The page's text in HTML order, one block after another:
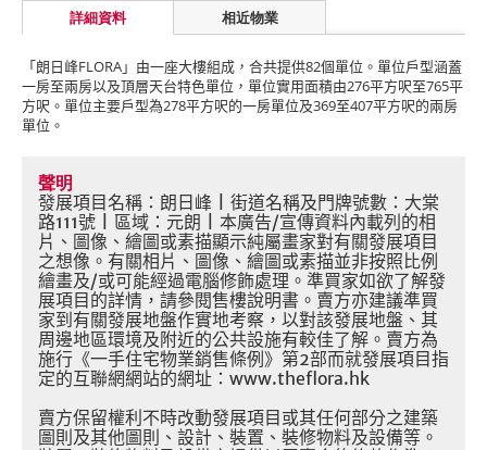
詳細資料 相近物業
「朗日峰FLORA」由一座大樓組成，合共提供82個單位。單位戶型涵蓋
一房至兩房以及頂層天台特色單位，單位實用面積由276平方呎至765平
方呎。單位主要戶型為278平方呎的一房單位及369至407平方呎的兩房
單位。
聲明
發展項目名稱：朗日峰
街道名稱及門牌號數：大棠
路111號 區域：元朗 本廣告/宣傳資料內載列的相
片、圖像、繪圖或素描顯示純屬畫家對有關發展項目
之想像。有關相片、圖像、繪圖或素描並非按照比例
繪畫及/或可能經過電腦修飾處理。準買家如欲了解發
展項目的詳情，請參閱售樓說明書。賣方亦建議準買
家到有關發展地盤作實地考察，以對該發展地盤、其
周邊地區環境及附近的公共設施有較佳了解。賣方為
施行《一手住宅物業銷售條例》第2部而就發展項目指
定的互聯網網站的網址： www.theflora.hk
賣方保留權利不時改動發展項目或其任何部分之建築
圖則及其他圖則、設計、裝置、裝修物料及設備等。